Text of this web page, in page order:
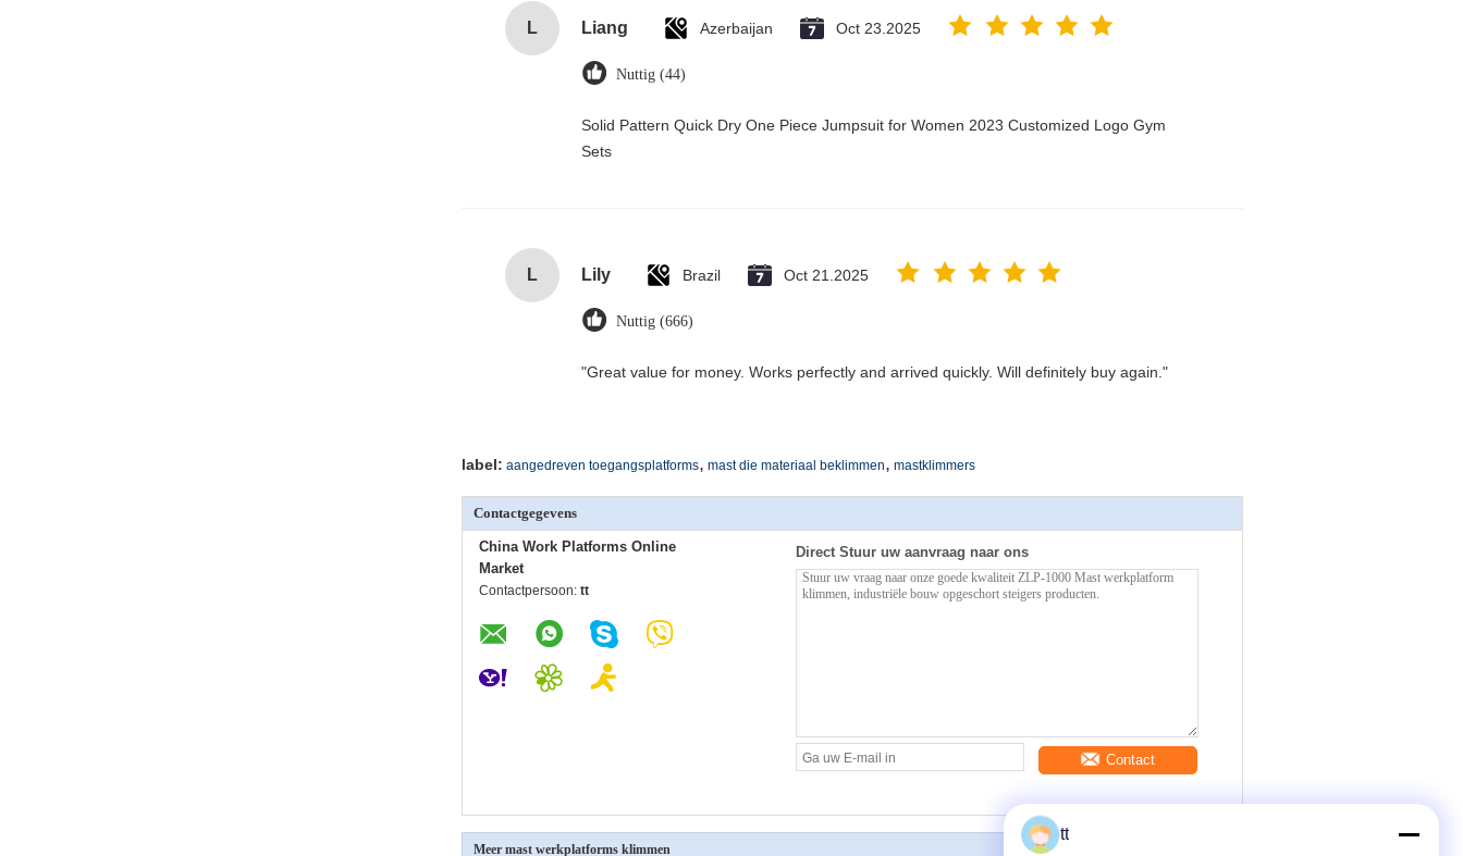
L Liang Azerbaijan Oct 23.2025
Nuttig (44)
Solid Pattern Quick Dry One Piece Jumpsuit for Women 2023 Customized Logo Gym
Sets
L Lily Brazil Oct 21.2025
Nuttig (666)
"Great value for money. Works perfectly and arrived quickly. Will definitely buy again."
label: aangedreven toegangsplatforms, mast die materiaal beklimmen, mastklimmers
Contactgegevens
China Work Platforms Online
Market
Contactpersoon: tt
Direct Stuur uw aanvraag naar ons
Contact
Meer mast werkplatforms klimmen
tt